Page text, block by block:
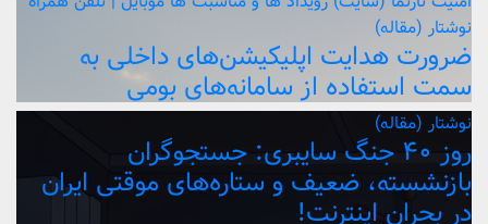
نوشتار (مقاله)
ضرورت هدایت اپلیکیشن‌های داخلی به
سمت استفاده از سامانه‌های بومی
نوشتار (مقاله)
روز ۴۰ جنگ سایبری: جستجوگران
بازنشسته، ضعیف و ستاره‌های موقتی ایران
در بحران اینترنت!